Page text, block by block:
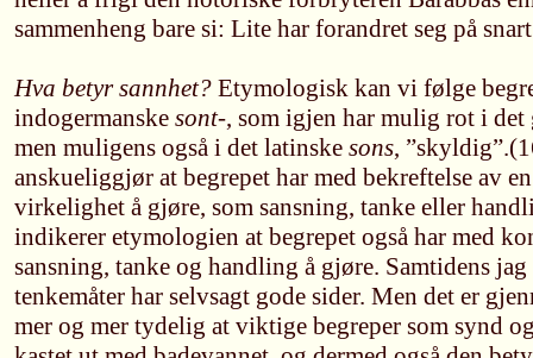
sammenheng bare si: Lite har forandret seg på
Hva betyr sannhet? Etymologisk kan vi følge
indogermanske sont-, som igjen har mulig rot i det
men muligens også i det latinske sons,
anskueliggjør at begrepet har med bekreftelse av
virkelighet å gjøre, som sansning, tanke eller
indikerer etymologien at begrepet også har med
sansning, tanke og handling å gjøre. Samtidens
tenkemåter har selvsagt gode sider. Men det er
mer og mer tydelig at viktige begreper som synd